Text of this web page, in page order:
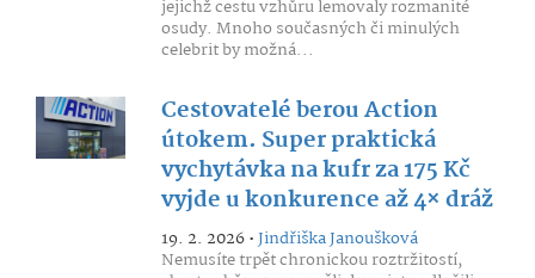
jejichž cestu vzhůru lemovaly rozmanité
osudy. Mnoho současných či minulých
celebrit by možná...
Cestovatelé berou Action
útokem. Super praktická
vychytávka na kufr za 175 Kč
vyjde u konkurence až 4× dráž
19. 2. 2026 •Jindřiška Janoušková
Nemusíte trpět chronickou roztržitostí,